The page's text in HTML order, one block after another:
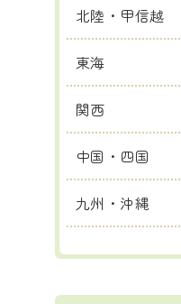
北陸・甲信越
東海
関西
中国・四国
九州・沖縄